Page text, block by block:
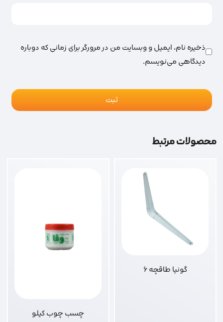
ذخیره نام، ایمیل و وبسایت من در مرورگر برای زمانی که دوباره
دیدگاهی می‌نویسم.
محصولات مرتبط
گونیا طاقچه 6
چسب چوب کیلو